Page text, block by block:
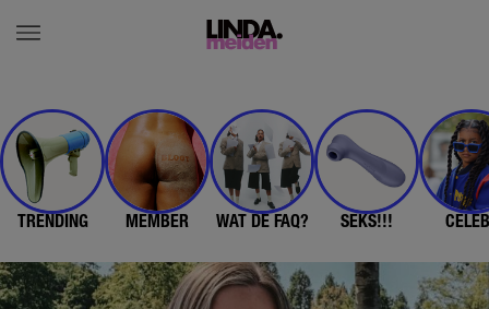
TRENDING MEMBER WAT DE FAQ? SEKS!!!